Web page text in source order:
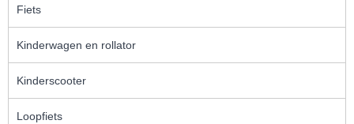
Fiets
Kinderwagen en rollator
Kinderscooter
Loopfiets